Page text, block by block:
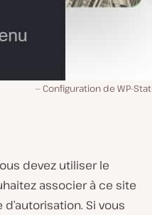
Configuration de WP-
devez utiliser le
associer à ce site
Si vous